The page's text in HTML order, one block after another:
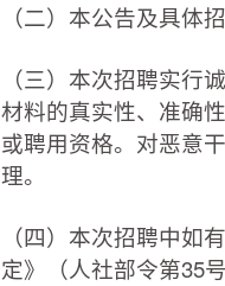
（二）本公告及具
（三）本次招聘实
材料的真实性、准确
或聘用资格。对恶意
理。
（四）本次招聘中
定》（人社部令第35